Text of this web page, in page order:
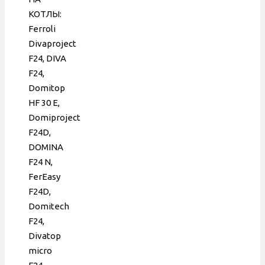
для
Beretta
Ciao,
39817550,
FL108042Y-
18С
КОТЛЫ:
Ferroli
Divaproject
F24, DIVA
F24,
Domitop
HF 30 Е,
Domiproject
F24D,
DOMINA
F24 N,
FerEasy
F24D,
Domitech
F24,
Divatop
micro